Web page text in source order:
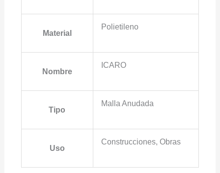
Material
Polietileno
Nombre
ICARO
Tipo
Malla Anudada
Uso
Construcciones, Obras